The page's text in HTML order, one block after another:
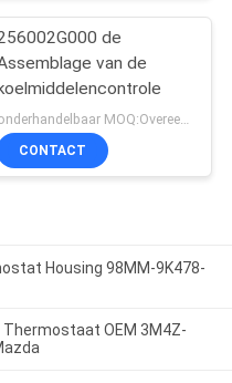
de
van de
CONTACT
Housing 98MM-9K478-
OEM 3M4Z-